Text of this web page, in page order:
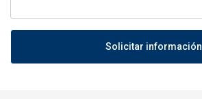
Solicitar información